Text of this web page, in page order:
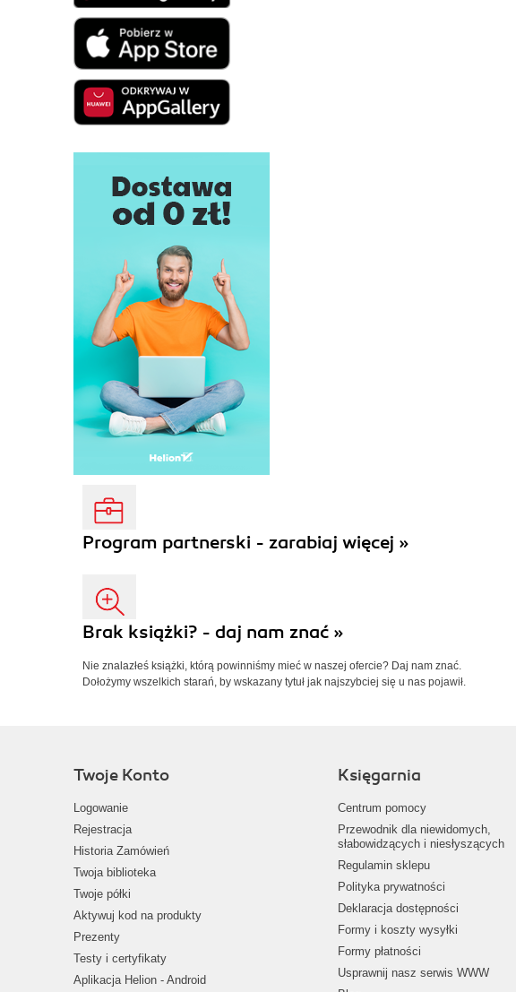
Program partnerski - zarabiaj więcej »
Brak książki? - daj nam znać »
Nie znalazłeś książki, którą powinniśmy mieć w naszej ofercie? Daj nam znać.
Dołożymy wszelkich starań, by wskazany tytuł jak najszybciej się u nas pojawił.
Twoje Konto
Logowanie
Rejestracja
Historia Zamówień
Twoja biblioteka
Twoje półki
Aktywuj kod na produkty
Prezenty
Testy i certyfikaty
Aplikacja Helion - Android
Księgarnia
Centrum pomocy
Przewodnik dla niewidomych,
słabowidzących i niesłyszących
Regulamin sklepu
Polityka prywatności
Deklaracja dostępności
Formy i koszty wysyłki
Formy płatności
Usprawnij nasz serwis WWW